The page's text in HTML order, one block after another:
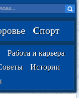
Спорт
Работа и карьера
Истории